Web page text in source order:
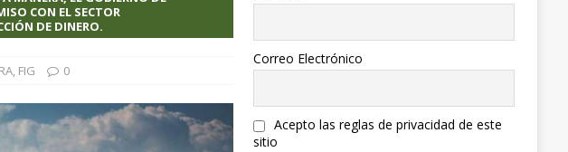
CON EL SECTOR
DE DINERO.
, FIG 0
Correo Electrónico
Acepto las reglas de privacidad de este
sitio